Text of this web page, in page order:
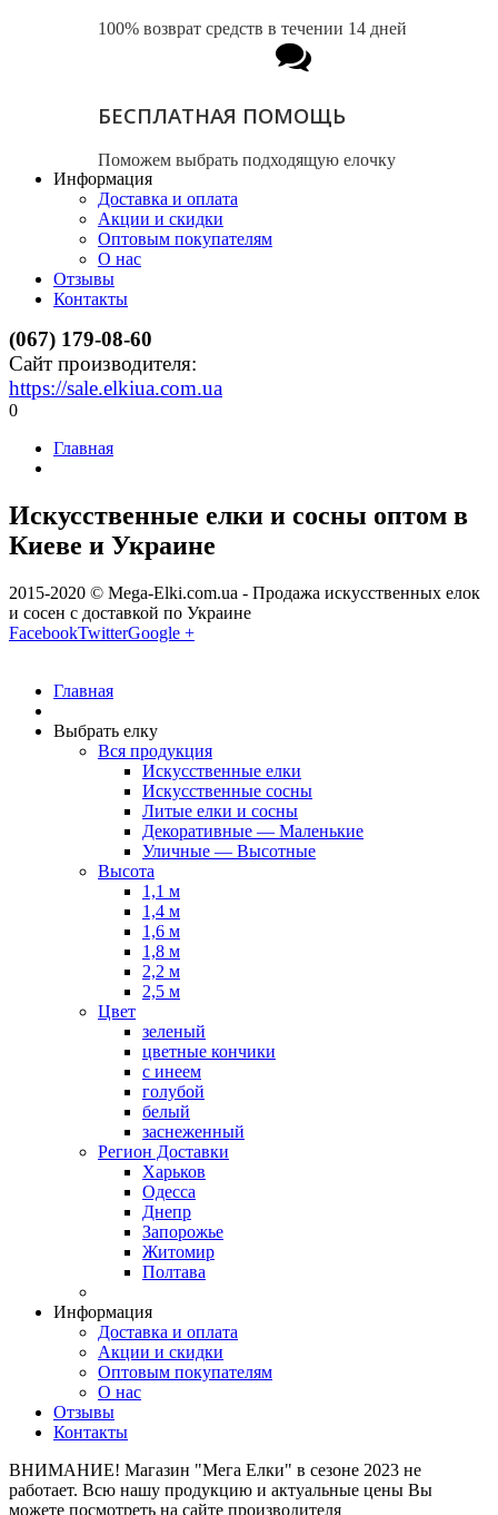
100% возврат средств в течении 14 дней
БЕСПЛАТНАЯ ПОМОЩЬ
Поможем выбрать подходящую елочку
Информация
Доставка и оплата
Акции и скидки
Оптовым покупателям
О нас
Отзывы
Контакты
(067) 179-08-60
Сайт производителя:
https://sale.elkiua.com.ua
0
Главная
Искусственные елки и сосны оптом в
Киеве и Украине
2015-2020 © Mega-Elki.com.ua - Продажа искусственных елок
и сосен с доставкой по Украине
FacebookTwitterGoogle +
Главная
Выбрать елку
Вся продукция
Искусственные елки
Искусственные сосны
Литые елки и сосны
Декоративные — Маленькие
Уличные — Высотные
Высота
1,1 м
1,4 м
1,6 м
1,8 м
2,2 м
2,5 м
Цвет
зеленый
цветные кончики
с инеем
голубой
белый
заснеженный
Регион Доставки
Харьков
Одесса
Днепр
Запорожье
Житомир
Полтава
Информация
Доставка и оплата
Акции и скидки
Оптовым покупателям
О нас
Отзывы
Контакты
ВНИМАНИЕ! Магазин "Мега Елки" в сезоне 2023 не
работает. Всю нашу продукцию и актуальные цены Вы
можете посмотреть на сайте производителя